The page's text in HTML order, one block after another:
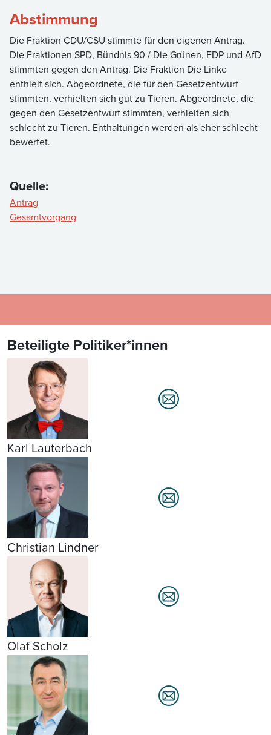
Abstimmung
Die Fraktion CDU/CSU stimmte für den eigenen Antrag.
Die Fraktionen SPD, Bündnis 90 / Die Grünen, FDP und AfD
stimmten gegen den Antrag. Die Fraktion Die Linke
enthielt sich. Abgeordnete, die für den Gesetzentwurf
stimmten, verhielten sich gut zu Tieren. Abgeordnete, die
gegen den Gesetzentwurf stimmten, verhielten sich
schlecht zu Tieren. Enthaltungen werden als eher schlecht
bewertet.
Quelle:
Antrag
Gesamtvorgang
Beteiligte Politiker*innen
Karl Lauterbach
Christian Lindner
Olaf Scholz